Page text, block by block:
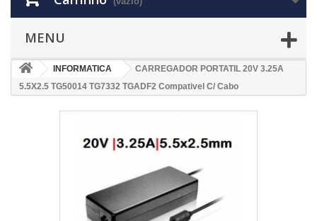
MENU
INFORMATICA
CARREGADOR PORTATIL 20V 3.25A
5.5X2.5 TG50014 TG7332 TGADF2 Compativel C/ Cabo